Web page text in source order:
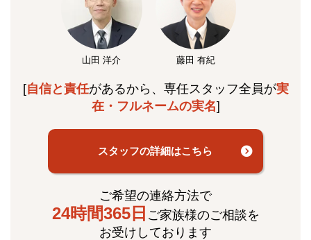
山田 洋介 藤田 有紀
[自信と責任があるから、専任スタッフ全員が実
在・フルネームの実名]
スタッフの詳細はこちら
ご希望の連絡方法で
24時間365日 ご家族様のご相談を
お受けしております